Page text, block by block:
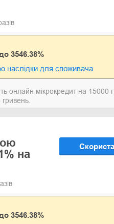
3546.38%
наслідки для споживача
онлайн мікрокредит на 15000
на
3546.38%